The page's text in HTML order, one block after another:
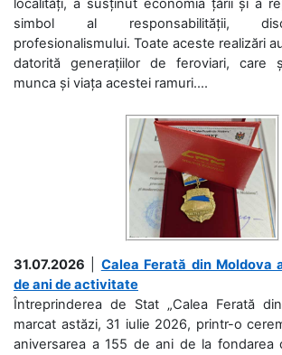
localități, a susținut economia țării și a
simbol al responsabilității,
profesionalismului. Toate aceste realizări
datorită generațiilor de feroviari, care
munca și viața acestei ramuri....
31.07.2026
Calea Ferată din Moldova
de ani de activitate
Întreprinderea de Stat „Calea Ferată
marcat astăzi, 31 iulie 2026, printr-o
aniversarea a 155 de ani de la fondarea